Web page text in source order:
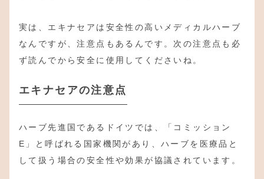
実は、エキナセアは安全性の高いメディカルハーブ
なんですが、注意点もあるんです。次の注意点も必
ず読んでから安全に使用してくださいね。
エキナセアの注意点
ハーブ先進国であるドイツでは、「コミッション
E」と呼ばれる国家機関があり、ハーブを医療品と
して扱う場合の安全性や効果が協議されています。